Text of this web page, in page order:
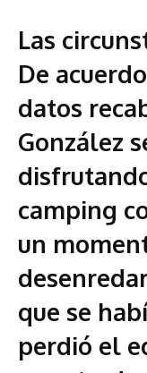
Las
De
datos
González
camping
un
que se
perdió el